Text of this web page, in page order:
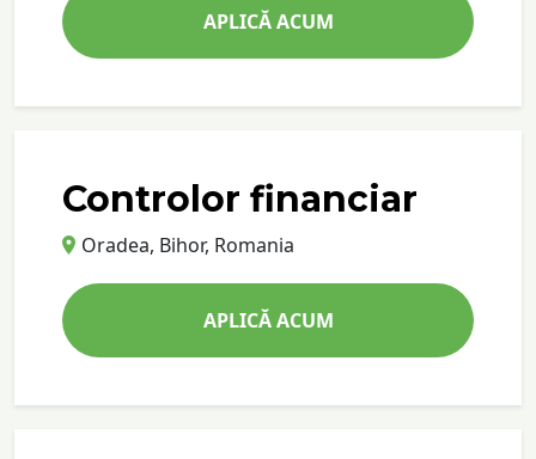
APLICĂ ACUM
Controlor financiar
Oradea, Bihor, Romania
APLICĂ ACUM